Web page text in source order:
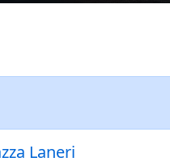
Laneri